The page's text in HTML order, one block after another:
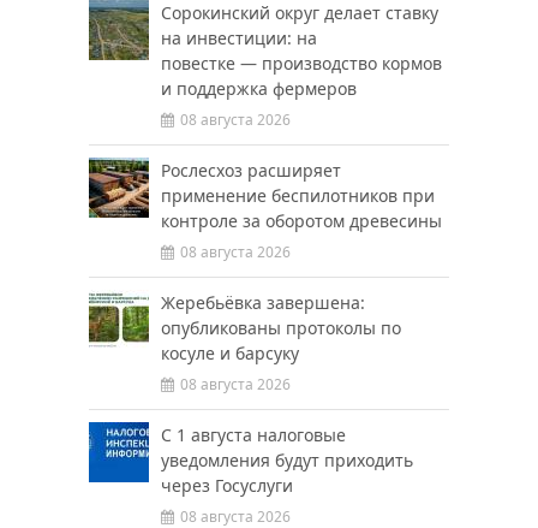
Сорокинский округ делает ставку
на инвестиции: на
повестке — производство кормов
и поддержка фермеров
08 августа 2026
Рослесхоз расширяет
применение беспилотников при
контроле за оборотом древесины
08 августа 2026
Жеребьёвка завершена:
опубликованы протоколы по
косуле и барсуку
08 августа 2026
С 1 августа налоговые
уведомления будут приходить
через Госуслуги
08 августа 2026